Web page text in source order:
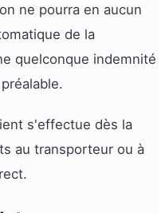
ne pourra en aucun
de la
quelconque indemnité
s'effectue dès la
au transporteur ou à